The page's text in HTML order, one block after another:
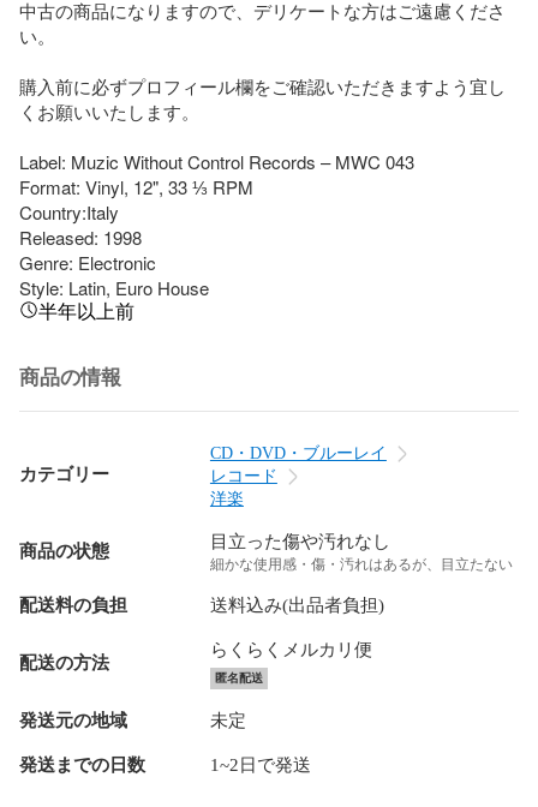
中古の商品になりますので、デリケートな方はご遠慮くださ
い。
購入前に必ずプロフィール欄をご確認いただきますよう宜し
くお願いいたします。
Label: Muzic Without Control Records – MWC 043
Format: Vinyl, 12", 33 ⅓ RPM
Country:Italy
Released: 1998
Genre: Electronic
Style: Latin, Euro House
半年以上前
商品の情報
カテゴリー
CD・DVD・ブルーレイ
レコード
洋楽
商品の状態 目立った傷や汚れなし
細かな使用感・傷・汚れはあるが、目立たない
配送料の負担 送料込み(出品者負担)
配送の方法
らくらくメルカリ便
匿名配送
発送元の地域 未定
発送までの日数 1~2日で発送